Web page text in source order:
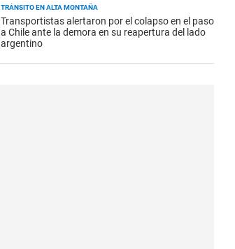
TRÁNSITO EN ALTA MONTAÑA
Transportistas alertaron por el colapso en el paso
a Chile ante la demora en su reapertura del lado
argentino